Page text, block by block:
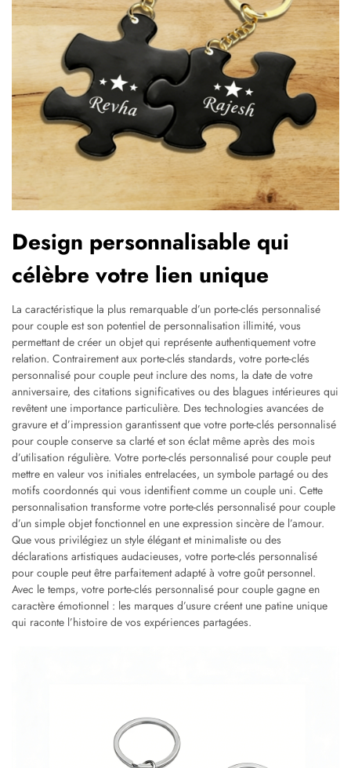
Design personnalisable qui
célèbre votre lien unique
La caractéristique la plus remarquable d’un porte-clés personnalisé
pour couple est son potentiel de personnalisation illimité, vous
permettant de créer un objet qui représente authentiquement votre
relation. Contrairement aux porte-clés standards, votre porte-clés
personnalisé pour couple peut inclure des noms, la date de votre
anniversaire, des citations significatives ou des blagues intérieures qui
revêtent une importance particulière. Des technologies avancées de
gravure et d’impression garantissent que votre porte-clés personnalisé
pour couple conserve sa clarté et son éclat même après des mois
d’utilisation régulière. Votre porte-clés personnalisé pour couple peut
mettre en valeur vos initiales entrelacées, un symbole partagé ou des
motifs coordonnés qui vous identifient comme un couple uni. Cette
personnalisation transforme votre porte-clés personnalisé pour couple
d’un simple objet fonctionnel en une expression sincère de l’amour.
Que vous privilégiez un style élégant et minimaliste ou des
déclarations artistiques audacieuses, votre porte-clés personnalisé
pour couple peut être parfaitement adapté à votre goût personnel.
Avec le temps, votre porte-clés personnalisé pour couple gagne en
caractère émotionnel : les marques d’usure créent une patine unique
qui raconte l’histoire de vos expériences partagées.